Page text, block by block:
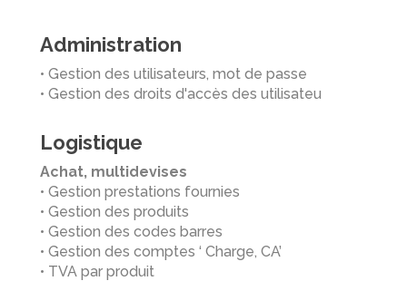
Administration
• Gestion des utilisateurs, mot de passe
• Gestion des droits d'accès des utilisateu
Logistique
Achat, multidevises
• Gestion prestations fournies
• Gestion des produits
• Gestion des codes barres
• Gestion des comptes ‘ Charge, CA’
• TVA par produit